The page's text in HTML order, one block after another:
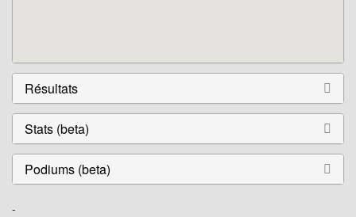
Résultats
Stats (beta)
Podiums (beta)
-